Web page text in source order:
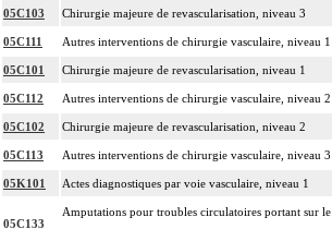
05C103 Chirurgie majeure de revascularisation, niveau 3
05C111 Autres interventions de chirurgie vasculaire, niveau 1
05C101 Chirurgie majeure de revascularisation, niveau 1
05C112 Autres interventions de chirurgie vasculaire, niveau 2
05C102 Chirurgie majeure de revascularisation, niveau 2
05C113 Autres interventions de chirurgie vasculaire, niveau 3
05K101 Actes diagnostiques par voie vasculaire, niveau 1
05C133
Amputations pour troubles circulatoires portant sur le